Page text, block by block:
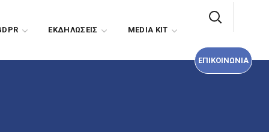
EΚΔΗΛΩΣΕΙΣ MEDIA KIT
ΕΠΙΚΟΙΝΩΝΙΑ